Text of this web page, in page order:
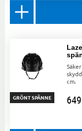
cm.
649
GRÖNT SPÄNNE